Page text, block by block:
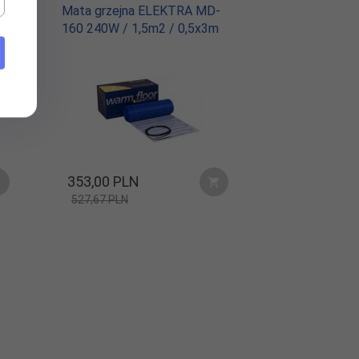
Mata grzejna ELEKTRA MD-
160 240W / 1,5m2 / 0,5x3m
353,00 PLN
527,67 PLN